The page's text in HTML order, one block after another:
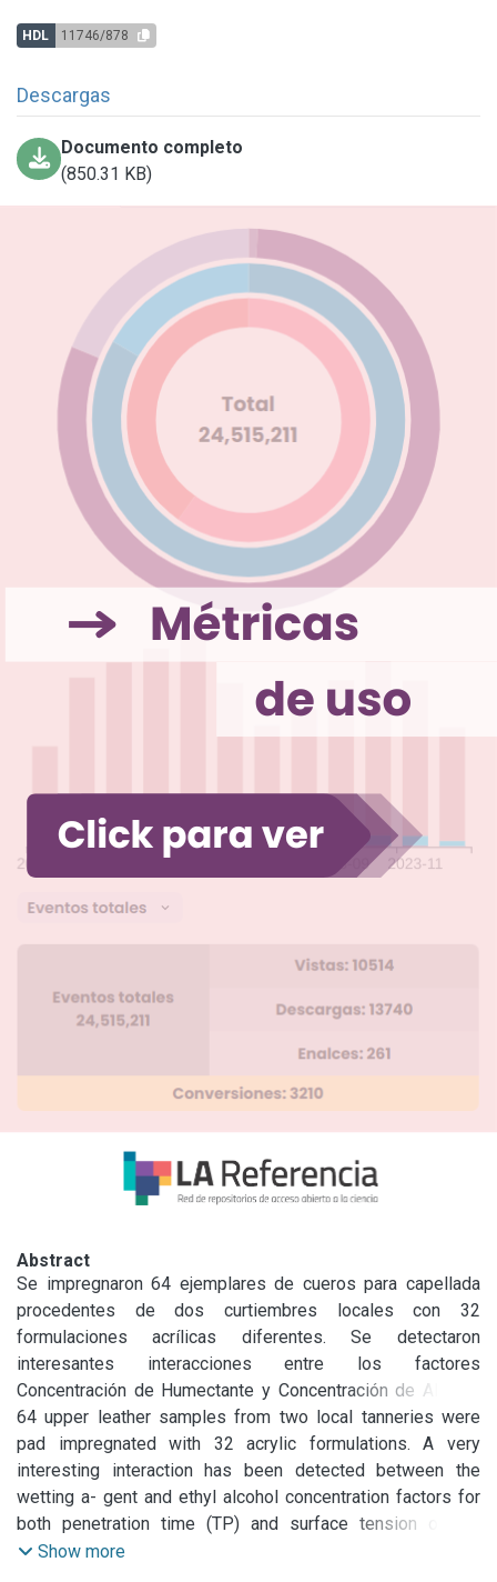
HDL 11746/878
Descargas
Documento completo
(850.31 KB)
Abstract
Se impregnaron 64 ejemplares de cueros para capellada
procedentes de dos curtiembres locales con 32
formulaciones acrílicas diferentes. Se detectaron
interesantes interacciones entre los factores
Concentración de Humectante y Concentración de Alcohol
Etílico para el tiempo de penetración (TP) y la tensión
superficial de las formulaciones estudiadas.
La determinación previa de TP parece eficaz para predecir
qué formulación tendrá mayor éxito del punto de vista del
aumento de la firmeza original de la flor del cuero (Break).
No ha sido posible establecer una relación simple entre la
64 upper leather samples from two local tanneries were
pad impregnated with 32 acrylic formulations. A very
interesting interaction has been detected between the
wetting a- gent and ethyl alcohol concentration factors for
both penetration time (TP) and surface tension of the
impregnating formulations examined.
Show more